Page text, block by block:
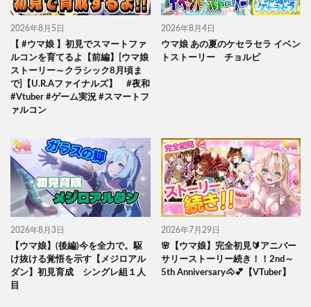
2026年8月5日
【 #ウマ娘 】初見でスマートファ
ルコンを育てるよ【前編】[ウマ娘
ストーリー～クラシック8月頃ま
で]【U.R.Aファイナルズ】 #夜和
#Vtuber #ゲーム実況 #スマートフ
ァルコン
2026年8月4日
ウマ娘 あの夏のケセラセラ イベン
トストーリー チョルビ
2026年8月3日
【ウマ娘】(後編)今を全力で。駆
け抜ける覚悟を示す【メジロアル
ダン】初見育成 シングレ組１人
目
2026年7月29日
🌸【ウマ娘】完全初見🔰アニバー
サリーストーリー続き！！2nd～
5th Anniversary🐴💕【VTuber】